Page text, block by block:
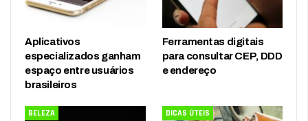
Aplicativos
especializados ganham
espaço entre usuários
brasileiros
Ferramentas digitais
para consultar CEP, DDD
e endereço
BELEZA DICAS ÚTEIS